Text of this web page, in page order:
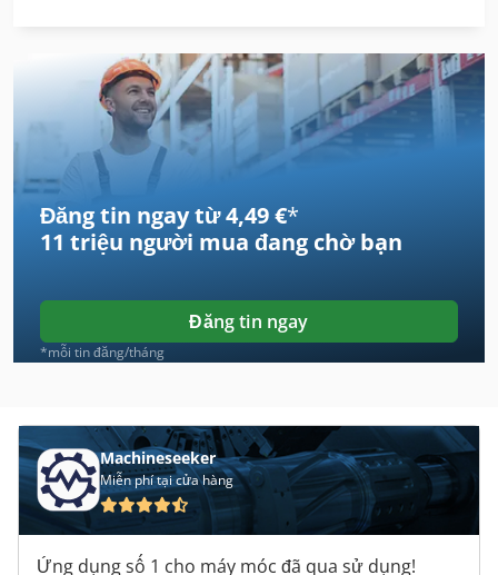
Graziano
Graziano Sag
Graziano Sag 12
Graziano Sag 14
Graziano Sag 180
Graziano Sag 210
Griggio Sc 1400
Grimme Dr 1500
Grimme Gl 34
Grimme Gl 34 K
Đăng tin ngay từ 4,49 €*
11 triệu người mua đang chờ bạn
Đăng tin ngay
*mỗi tin đăng/tháng
Machineseeker
Miễn phí tại cửa hàng
Ứng dụng số 1 cho máy móc đã qua sử dụng!